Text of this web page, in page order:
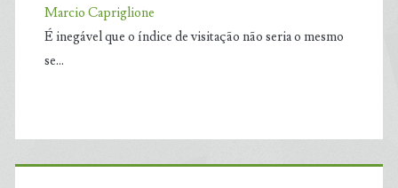
Marcio Capriglione
É inegável que o índice de visitação não seria o mesmo
se…